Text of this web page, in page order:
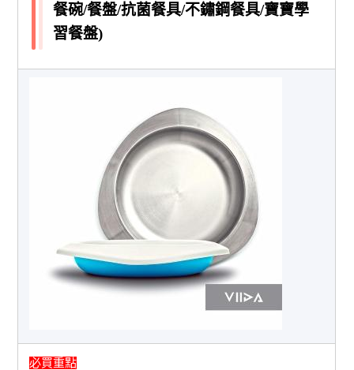
餐碗/餐盤/抗菌餐具/不鏽鋼餐具/寶寶學
習餐盤)
必買重點